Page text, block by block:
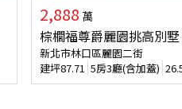
2,888 萬
棕櫚福尊爵麗園挑高別墅
新北市林口區麗園二街
建坪87.71 5房3廳(含加蓋)